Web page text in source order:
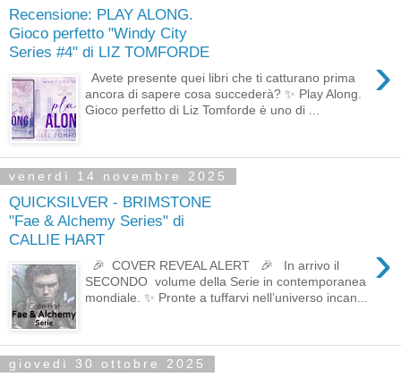
Recensione: PLAY ALONG.
Gioco perfetto "Windy City
Series #4" di LIZ TOMFORDE
›
Avete presente quei libri che ti catturano prima
ancora di sapere cosa succederà? ✨ Play Along.
Gioco perfetto di Liz Tomforde è uno di ...
venerdì 14 novembre 2025
QUICKSILVER - BRIMSTONE
"Fae & Alchemy Series" di
CALLIE HART
›
🎉 COVER REVEAL ALERT 🎉 In arrivo il
SECONDO volume della Serie in contemporanea
mondiale. ✨ Pronte a tuffarvi nell’universo incan...
giovedì 30 ottobre 2025